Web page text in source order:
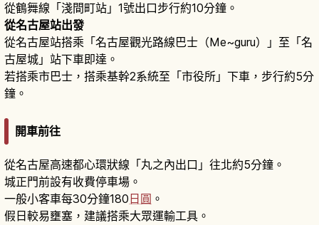
從鶴舞線「淺間町站」1號出口步行約10分鐘。
從名古屋站出發
從名古屋站搭乘「名古屋觀光路線巴士（Me~guru）」至「名
古屋城」站下車即達。
若搭乘市巴士，搭乘基幹2系統至「市役所」下車，步行約5分
鐘。
開車前往
從名古屋高速都心環狀線「丸之內出口」往北約5分鐘。
城正門前設有收費停車場。
一般小客車每30分鐘180日圓 。
假日較易壅塞，建議搭乘大眾運輸工具。